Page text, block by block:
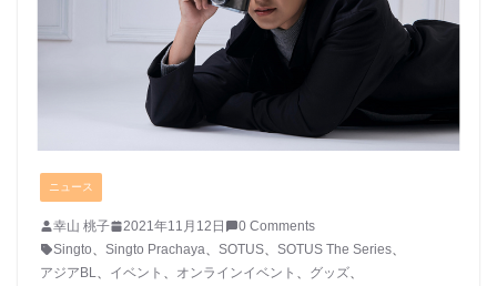
ニュース
幸山 桃子 2021年11月12日
0 Comments
Singto
Singto Prachaya SOTUS SOTUS The Series
アジアBL
イベント オンラインイベント グッズ